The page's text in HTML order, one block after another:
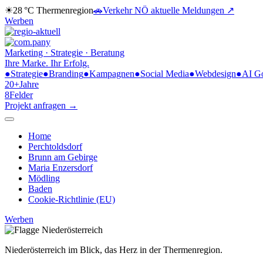
☀28 °C Thermenregion🚗Verkehr NÖ aktuelle Meldungen ↗
Werben
Marketing · Strategie · Beratung
Ihre Marke. Ihr Erfolg.
●Strategie●Branding●Kampagnen●Social Media●Webdesign●AI
20+Jahre
8Felder
Projekt anfragen →
Home
Perchtoldsdorf
Brunn am Gebirge
Maria Enzersdorf
Mödling
Baden
Cookie-Richtlinie (EU)
Werben
Niederösterreich im Blick, das Herz in der Thermenregion.